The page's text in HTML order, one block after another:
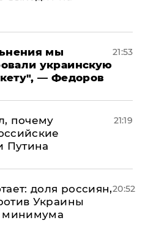
мы
украинскую
— Федоров
21:53
почему
Путина
21:19
доля россиян,
Украины
минимума
20:52